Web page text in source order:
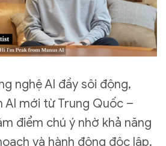
nghệ AI đầy sôi động,
AI mới từ Trung Quốc –
điểm chú ý nhờ khả năng
và hành động độc lập.